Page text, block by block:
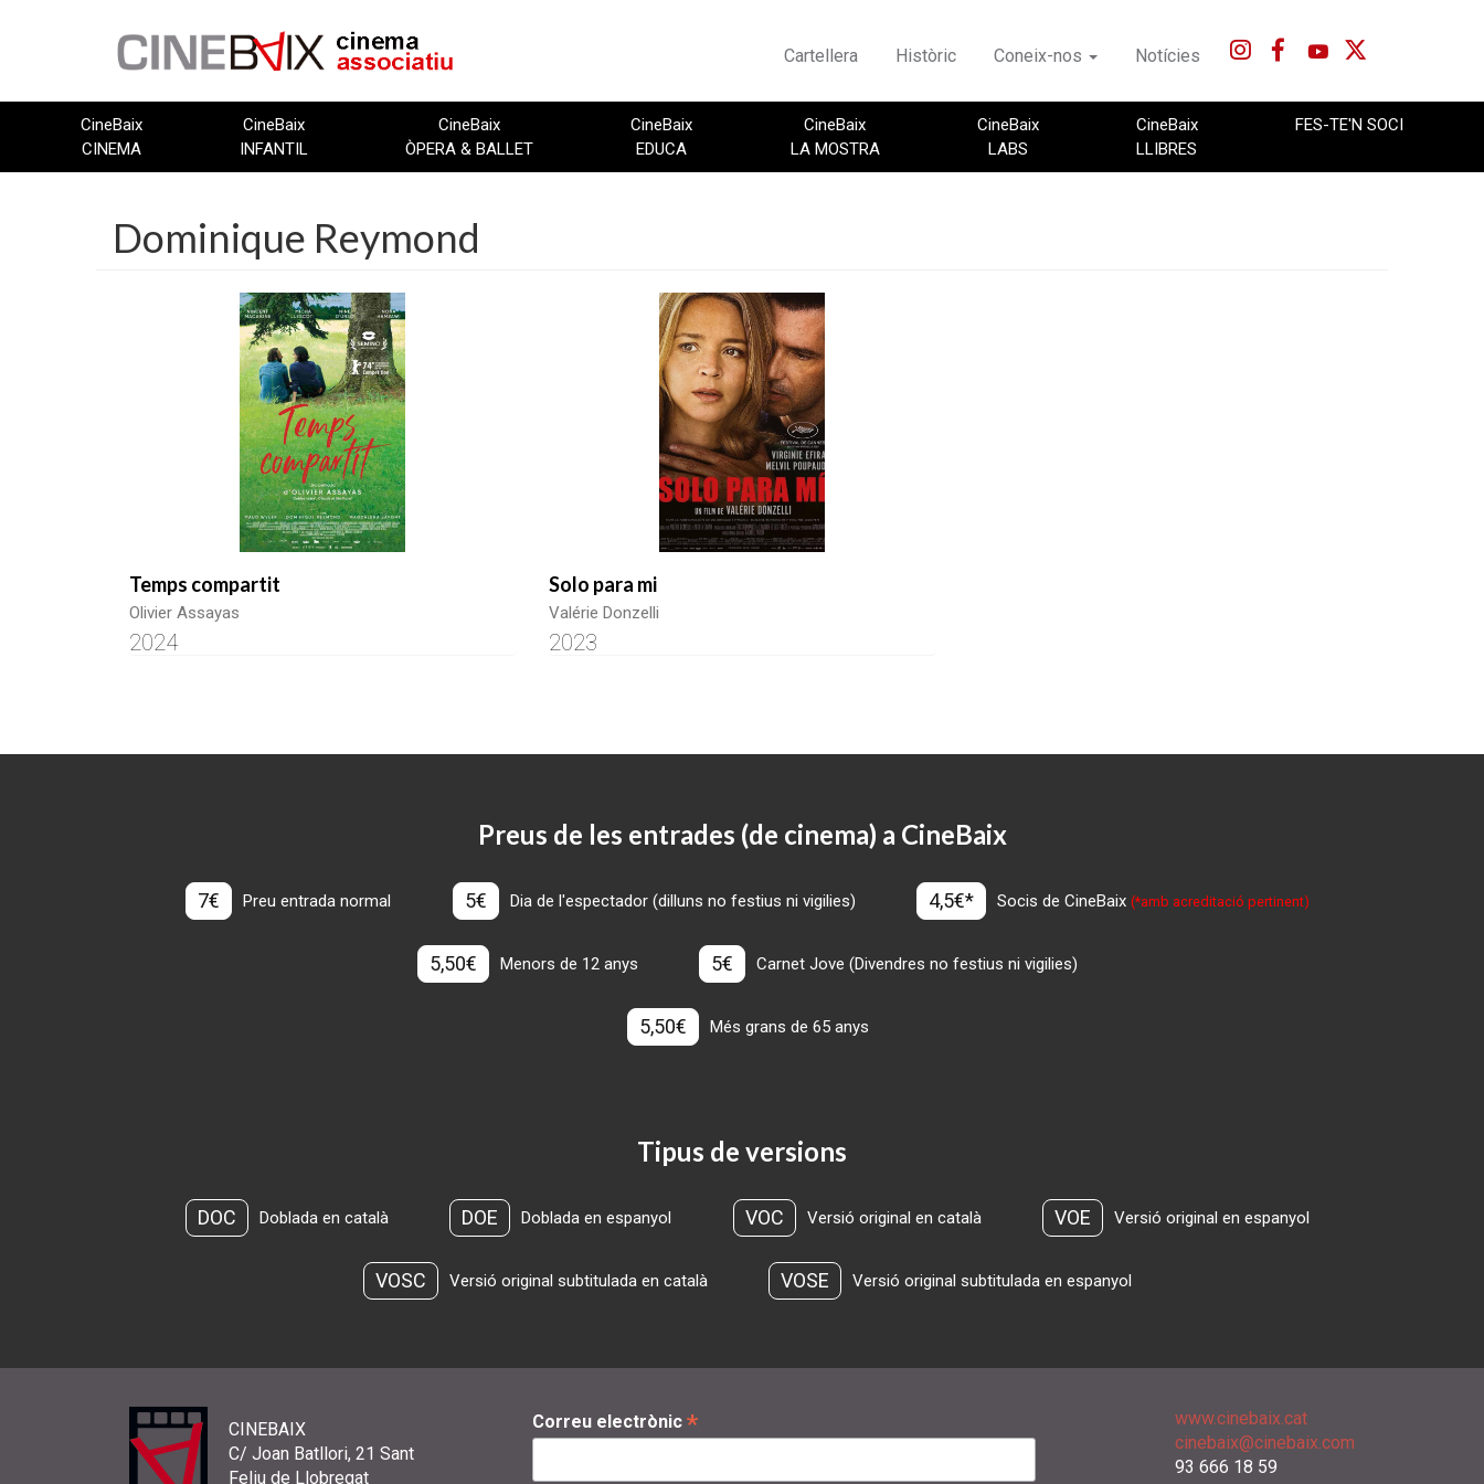
Cartellera Històric Coneix-nos Notícies
CineBaix
CINEMA
CineBaix
INFANTIL
CineBaix
ÒPERA & BALLET
CineBaix
EDUCA
CineBaix
LA MOSTRA
CineBaix
LABS
CineBaix
LLIBRES
FES-TE'N SOCI
Dominique Reymond
Temps compartit
Olivier Assayas
2024
Solo para mi
Valérie Donzelli
2023
Preus de les entrades (de cinema) a CineBaix
7€ Preu entrada normal 5€ Dia de l'espectador (dilluns no festius ni vigilies) 4,5€* Socis de CineBaix(*amb acreditació pertinent)
5,50€ Menors de 12 anys 5€ Carnet Jove (Divendres no festius ni vigilies)
5,50€ Més grans de 65 anys
Tipus de versions
DOC Doblada en català DOE Doblada en espanyol VOC Versió original en català VOE Versió original en espanyol
VOSC Versió original subtitulada en català VOSE Versió original subtitulada en espanyol
CINEBAIX
C/ Joan Batllori, 21 Sant
Feliu de Llobregat
Correu electrònic *
www.cinebaix.cat
cinebaix@cinebaix.com
93 666 18 59